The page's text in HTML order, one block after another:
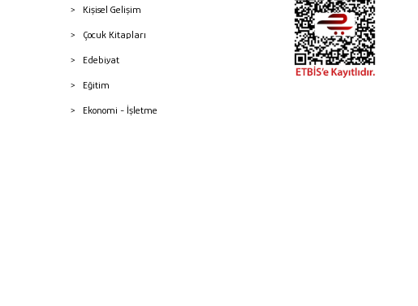
Kişisel Gelişim
Çocuk Kitapları
Edebiyat
Eğitim
Ekonomi - İşletme